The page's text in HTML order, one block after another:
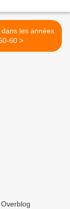
les années
50-60 >